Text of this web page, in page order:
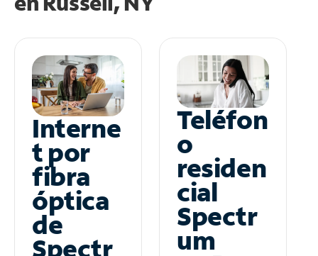
Interne
t por
fibra
óptica
de
Spectr
Teléfon
o
residen
cial
Spectr
um